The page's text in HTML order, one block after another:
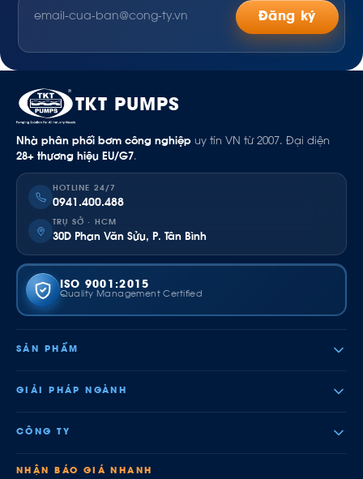
Đăng ký
TKT PUMPS
Nhà phân phối bơm công nghiệp uy tín VN từ 2007. Đại diện
28+ thương hiệu EU/G7.
HOTLINE 24/7
0941.400.488
TRỤ SỞ · HCM
30D Phan Văn Sửu, P. Tân Bình
ISO 9001:2015
Quality Management Certified
SẢN PHẨM
GIẢI PHÁP NGÀNH
CÔNG TY
NHẬN BÁO GIÁ NHANH